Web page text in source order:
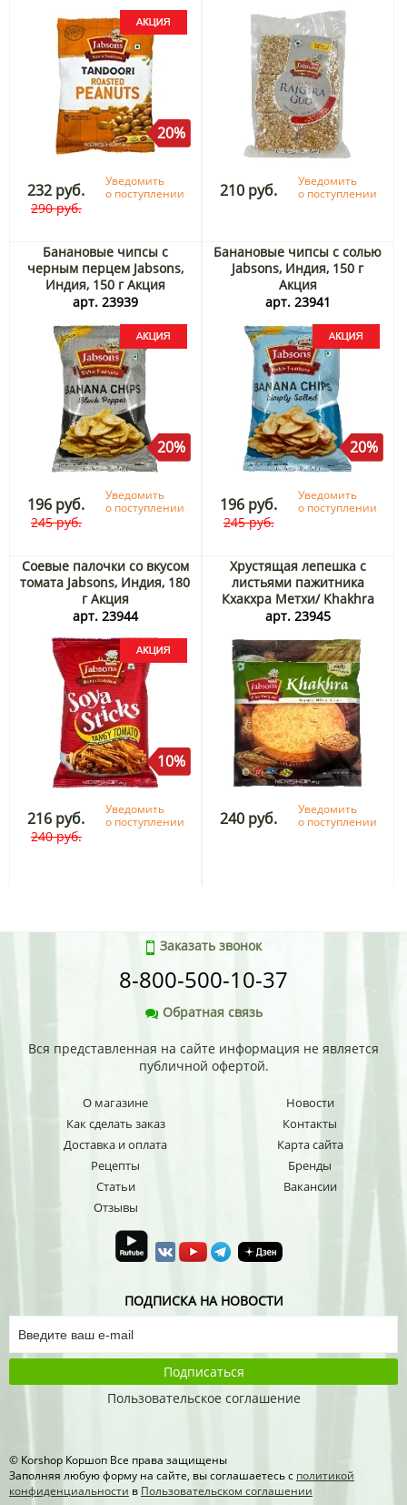
20%
232 руб.
290 руб.
Уведомить
о поступлении
210 руб.
Уведомить
о поступлении
Банановые чипсы с
черным перцем Jabsons,
Индия, 150 г Акция
арт. 23939
20%
196 руб.
245 руб.
Уведомить
о поступлении
Банановые чипсы с солью
Jabsons, Индия, 150 г
Акция
арт. 23941
20%
196 руб.
245 руб.
Уведомить
о поступлении
Соевые палочки со вкусом
томата Jabsons, Индия, 180
г Акция
арт. 23944
10%
216 руб.
240 руб.
Уведомить
о поступлении
Хрустящая лепешка с
листьями пажитника
Кхакхра Метхи/ Khakhra
Methi Jabsons, Индия, 180 г
арт. 23945
240 руб.
Уведомить
о поступлении
Заказать звонок
8-800-500-10-37
Обратная связь
Вся представленная на сайте информация не является
публичной офертой.
О магазине
Как сделать заказ
Доставка и оплата
Рецепты
Статьи
Отзывы
Новости
Контакты
Карта сайта
Бренды
Вакансии
ПОДПИСКА НА НОВОСТИ
Подписаться
Пользовательское соглашение
© Korshop Koршоп Все права защищены
Заполняя любую форму на сайте, вы соглашаетесь с политикой
конфиденциальности в Пользовательском соглашении